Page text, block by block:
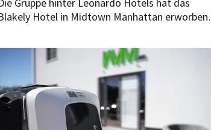
Hotel in Midtown Manhattan erworben.
in den USA. Nach einer Renovierung soll
das Haus 2027 als Premium-Hotel